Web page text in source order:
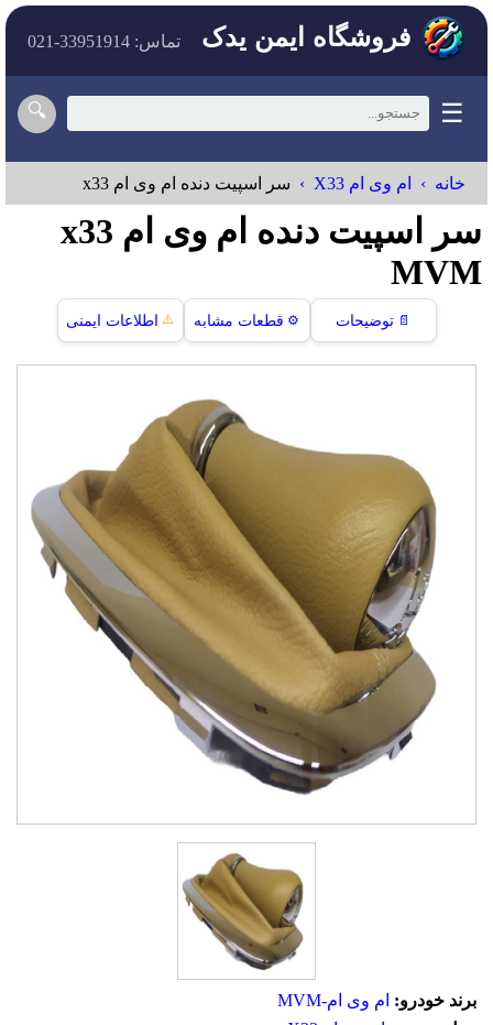
فروشگاه ایمن یدک تماس: 33951914-021
☰
🔍
خانه ام وی ام X33 سر اسپیت دنده ام وی ام x33
سر اسپیت دنده ام وی ام x33
MVM
📄 توضیحات ⚙️ قطعات مشابه ⚠️ اطلاعات ایمنی
برند خودرو: ام وی ام-MVM